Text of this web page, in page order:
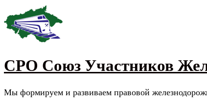
СРО Союз Участников
Мы формируем и развиваем правовой